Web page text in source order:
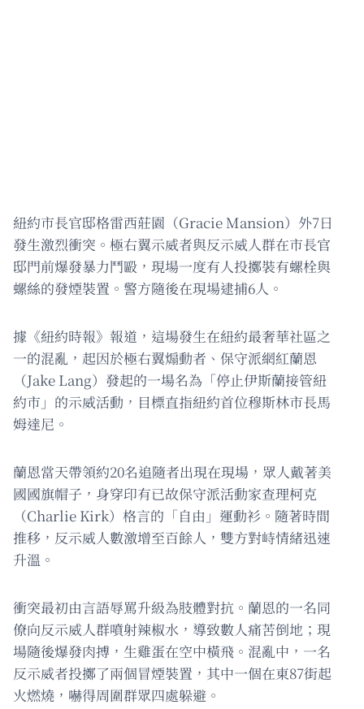
紐約市長官邸格雷西莊園（Gracie Mansion）外7日
發生激烈衝突。極右翼示威者與反示威人群在市長官
邸門前爆發暴力鬥毆，現場一度有人投擲裝有螺栓與
螺絲的發煙裝置。警方隨後在現場逮捕6人。
據《紐約時報》報道，這場發生在紐約最奢華社區之
一的混亂，起因於極右翼煽動者、保守派網紅蘭恩
（Jake Lang）發起的一場名為「停止伊斯蘭接管紐
約市」的示威活動，目標直指紐約首位穆斯林市長馬
姆達尼。
蘭恩當天帶領約20名追隨者出現在現場，眾人戴著美
國國旗帽子，身穿印有已故保守派活動家查理柯克
（Charlie Kirk）格言的「自由」運動衫。隨著時間
推移，反示威人數激增至百餘人，雙方對峙情緒迅速
升溫。
衝突最初由言語辱罵升級為肢體對抗。蘭恩的一名同
僚向反示威人群噴射辣椒水，導致數人痛苦倒地；現
場隨後爆發肉搏，生雞蛋在空中橫飛。混亂中，一名
反示威者投擲了兩個冒煙裝置，其中一個在東87街起
火燃燒，嚇得周圍群眾四處躲避。